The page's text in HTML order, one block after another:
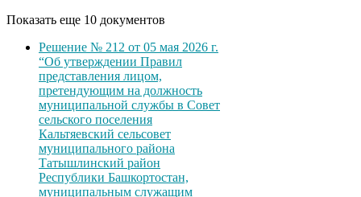
Показать еще 10 документов
Решение № 212 от 05 мая 2026 г.
“Об утверждении Правил
представления лицом,
претендующим на должность
муниципальной службы в Совет
сельского поселения
Кальтяевский сельсовет
муниципального района
Татышлинский район
Республики Башкортостан,
муниципальным служащим